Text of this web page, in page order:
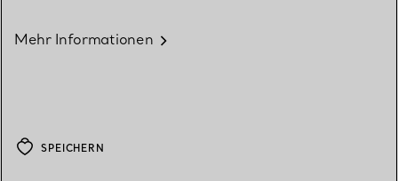
Mehr Informationen
SPEICHERN